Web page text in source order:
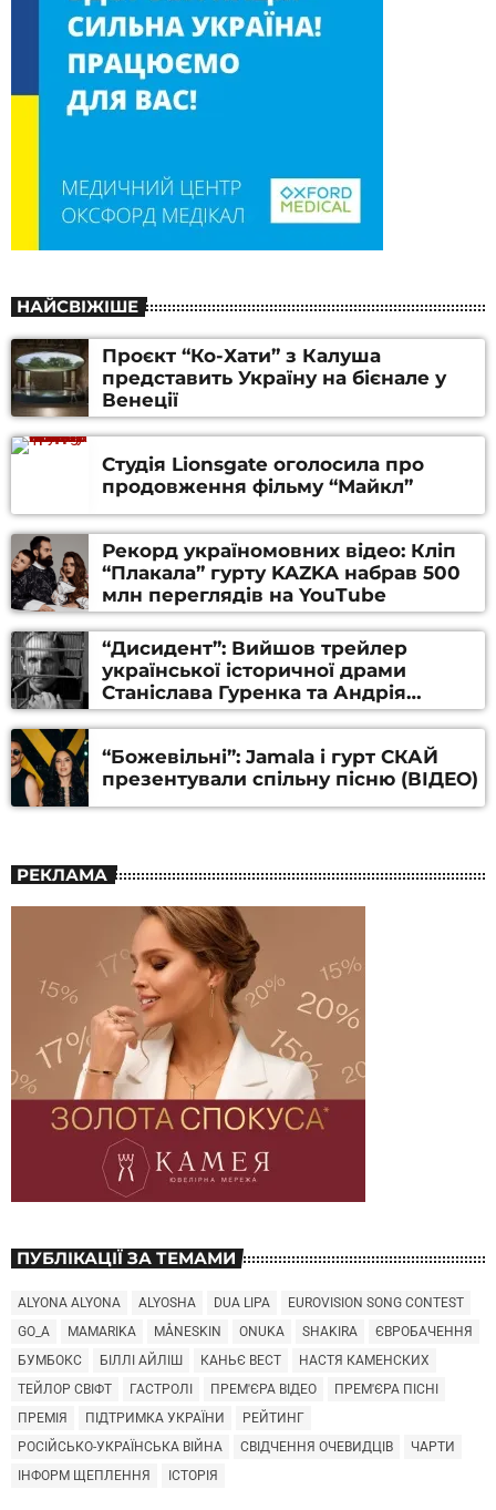
НАЙСВІЖІШЕ
Проєкт “Ко-Хати” з Калуша
представить Україну на бієнале у
Венеції
Студія Lionsgate оголосила про
продовження фільму “Майкл”
Рекорд україномовних відео: Кліп
“Плакала” гурту KAZKA набрав 500
млн переглядів на YouTube
“Дисидент”: Вийшов трейлер
української історичної драми
Станіслава Гуренка та Андрія
Алфьорова (ВІДЕО)
“Божевільні”: Jamala і гурт СКАЙ
презентували спільну пісню (ВІДЕО)
РЕКЛАМА
ПУБЛІКАЦІЇ ЗА ТЕМАМИ
ALYONA ALYONA ALYOSHA DUA LIPA
EUROVISION SONG CONTEST
GO_A
MAMARIKA MÅNESKIN ONUKA SHAKIRA
ЄВРОБАЧЕННЯ
БУМБОКС
БІЛЛІ АЙЛІШ КАНЬЄ ВЕСТ
НАСТЯ КАМЕНСКИХ
ТЕЙЛОР СВІФТ
ГАСТРОЛІ ПРЕМ'ЄРА ВІДЕО
ПРЕМ'ЄРА ПІСНІ
ПРЕМІЯ
ПІДТРИМКА УКРАЇНИ
РЕЙТИНГ
РОСІЙСЬКО-УКРАЇНСЬКА ВІЙНА
СВІДЧЕННЯ ОЧЕВИДЦІВ
ЧАРТИ
ІНФОРМ ЩЕПЛЕННЯ
ІСТОРІЯ